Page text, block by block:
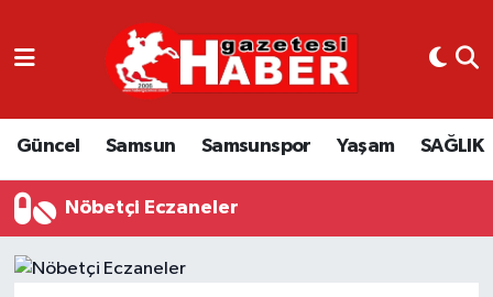
Güncel Samsun Samsunspor Yaşam SAĞLIK
Nöbetçi Eczaneler
GÜNCEL
SAMSUN